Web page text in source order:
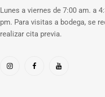
Lunes a viernes de 7:00 am. a
pm. Para visitas a bodega, se
realizar cita previa.